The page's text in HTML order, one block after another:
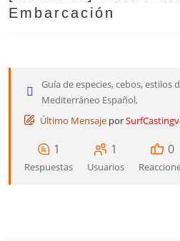
Embarcación
Guía de especies, cebos, estilos
Mediterráneo Español,
Último Mensaje por
1
Respuestas
1
Usuarios
0